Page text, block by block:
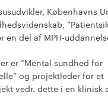
Københavns
en del af MPH-
er ”Mental sundhed for
og projektleder for et
vedr. dette i en klinisk